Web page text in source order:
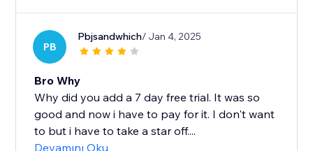
PB
Pbjsandwhich/ Jan 4, 2025
Bro Why
Why did you add a 7 day free trial. It was so
good and now i have to pay for it. I don't want
to but i have to take a star off....
Devamını Oku